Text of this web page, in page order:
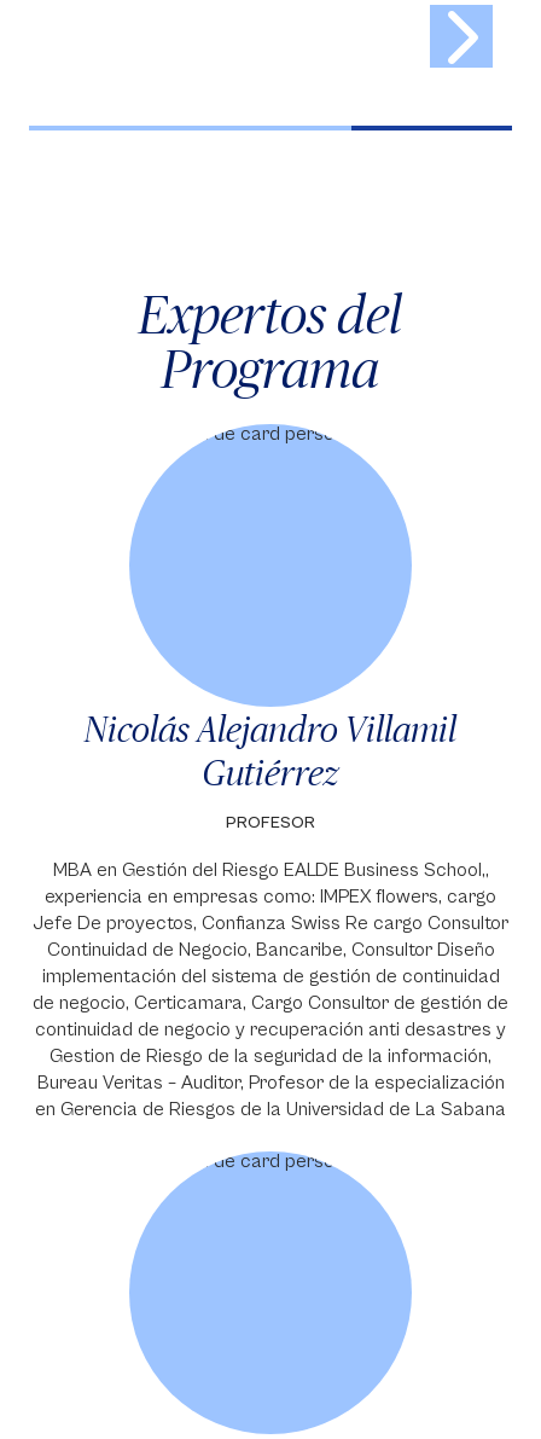
Expertos del
Programa
Nicolás Alejandro Villamil
Gutiérrez
PROFESOR
MBA en Gestión del Riesgo EALDE Business School,,
experiencia en empresas como: IMPEX flowers, cargo
Jefe De proyectos, Confianza Swiss Re cargo Consultor
Continuidad de Negocio, Bancaribe, Consultor Diseño
implementación del sistema de gestión de continuidad
de negocio, Certicamara, Cargo Consultor de gestión de
continuidad de negocio y recuperación anti desastres y
Gestion de Riesgo de la seguridad de la información,
Bureau Veritas – Auditor, Profesor de la especialización
en Gerencia de Riesgos de la Universidad de La Sabana